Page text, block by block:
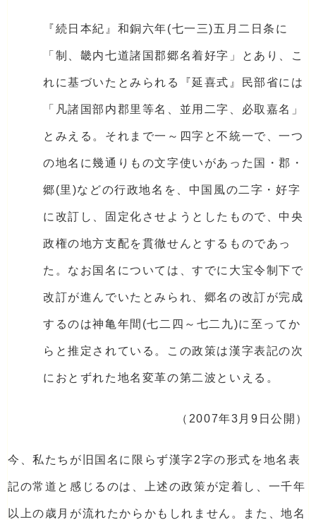
『続日本紀』和銅六年(七一三)五月二日条に
「制、畿内七道諸国郡郷名着好字」とあり、こ
れに基づいたとみられる『延喜式』民部省には
「凡諸国部内郡里等名、並用二字、必取嘉名」
とみえる。それまで一～四字と不統一で、一つ
の地名に幾通りもの文字使いがあった国・郡・
郷(里)などの行政地名を、中国風の二字・好字
に改訂し、固定化させようとしたもので、中央
政権の地方支配を貫徹せんとするものであっ
た。なお国名については、すでに大宝令制下で
改訂が進んでいたとみられ、郷名の改訂が完成
するのは神亀年間(七二四～七二九)に至ってか
らと推定されている。この政策は漢字表記の次
におとずれた地名変革の第二波といえる。
（2007年3月9日公開）
今、私たちが旧国名に限らず漢字2字の形式を地名表
記の常道と感じるのは、上述の政策が定着し、一千年
以上の歳月が流れたからかもしれません。また、地名